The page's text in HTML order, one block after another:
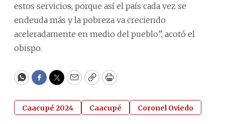
estos servicios, porque así el país cada vez se
endeuda más y la pobreza va creciendo
aceleradamente en medio del pueblo”, acotó el
obispo.
WhatsApp
Facebook
Twitter
EmailCopyPrint
Caacupé 2024 Caacupé Coronel Oviedo